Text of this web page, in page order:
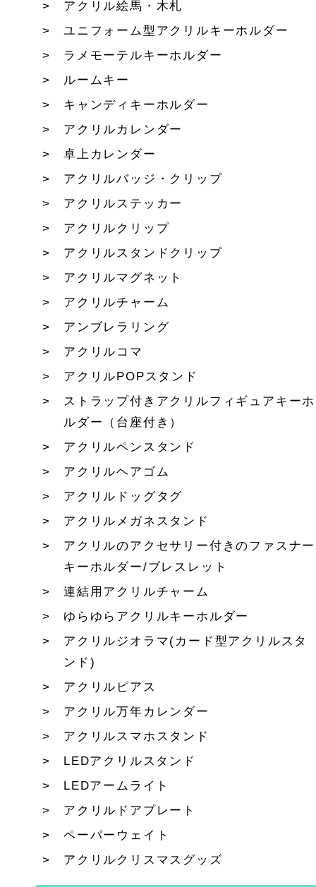
アクリル絵馬・木札
ユニフォーム型アクリルキーホルダー
ラメモーテルキーホルダー
ルームキー
キャンディキーホルダー
アクリルカレンダー
卓上カレンダー
アクリルバッジ・クリップ
アクリルステッカー
アクリルクリップ
アクリルスタンドクリップ
アクリルマグネット
アクリルチャーム
アンブレラリング
アクリルコマ
アクリルPOPスタンド
ストラップ付きアクリルフィギュアキーホ
ルダー（台座付き）
アクリルペンスタンド
アクリルヘアゴム
アクリルドッグタグ
アクリルメガネスタンド
アクリルのアクセサリー付きのファスナー
キーホルダー/ブレスレット
連結用アクリルチャーム
ゆらゆらアクリルキーホルダー
アクリルジオラマ(カード型アクリルスタ
ンド)
アクリルピアス
アクリル万年カレンダー
アクリルスマホスタンド
LEDアクリルスタンド
LEDアームライト
アクリルドアプレート
ペーパーウェイト
アクリルクリスマスグッズ